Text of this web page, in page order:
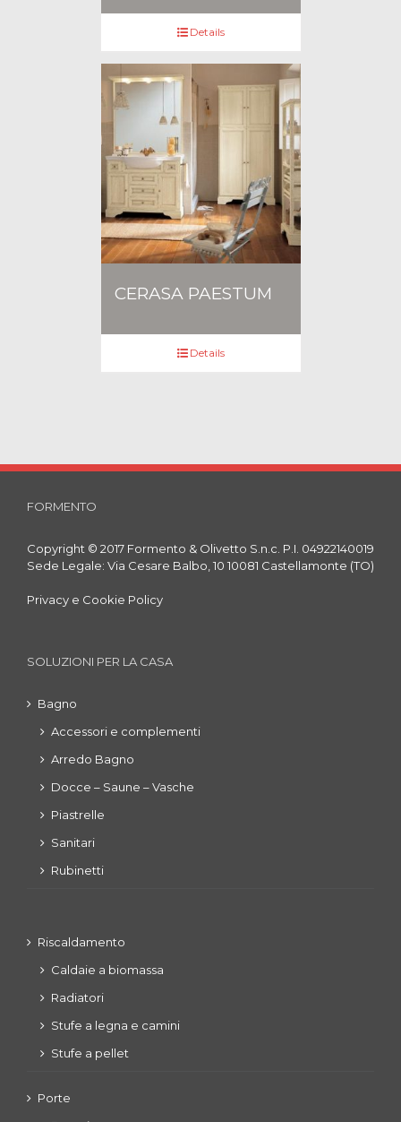
Details
CERASA PAESTUM
Details
FORMENTO
Copyright © 2017 Formento & Olivetto S.n.c. P.I. 04922140019
Sede Legale: Via Cesare Balbo, 10 10081 Castellamonte (TO)
Privacy e Cookie Policy
SOLUZIONI PER LA CASA
Bagno
Accessori e complementi
Arredo Bagno
Docce – Saune – Vasche
Piastrelle
Sanitari
Rubinetti
Riscaldamento
Caldaie a biomassa
Radiatori
Stufe a legna e camini
Stufe a pellet
Porte